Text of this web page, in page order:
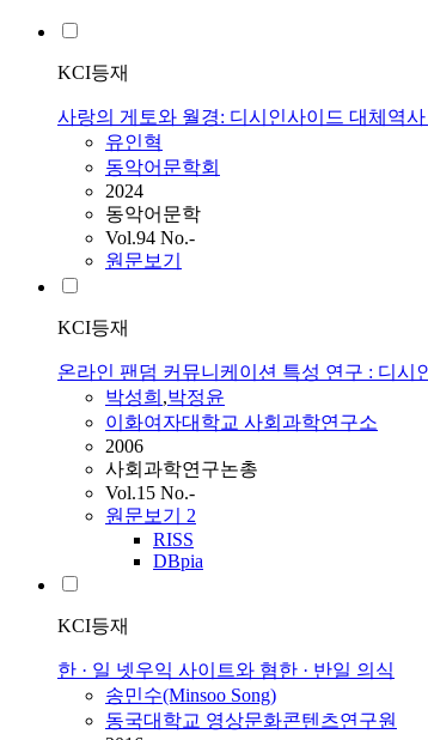
KCI등재
사랑의 게토와 월경: 디시인사이드 대체역
유인혁
동악어문학회
2024
동악어문학
Vol.94 No.-
원문보기
KCI등재
온라인 팬덤 커뮤니케이션 특성 연구 : 디
박성희 ,박정윤
이화여자대학교 사회과학연구소
2006
사회과학연구논총
Vol.15 No.-
원문보기 2
RISS
DBpia
KCI등재
한 · 일 넷우익 사이트와 혐한 · 반일 의식
송민수(Minsoo Song)
동국대학교 영상문화콘텐츠연구원